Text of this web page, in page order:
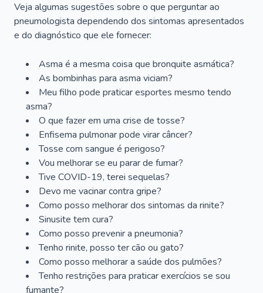
Veja algumas sugestões sobre o que perguntar ao
pneumologista dependendo dos sintomas apresentados
e do diagnóstico que ele fornecer:
Asma é a mesma coisa que bronquite asmática?
As bombinhas para asma viciam?
Meu filho pode praticar esportes mesmo tendo
asma?
O que fazer em uma crise de tosse?
Enfisema pulmonar pode virar câncer?
Tosse com sangue é perigoso?
Vou melhorar se eu parar de fumar?
Tive COVID-19, terei sequelas?
Devo me vacinar contra gripe?
Como posso melhorar dos sintomas da rinite?
Sinusite tem cura?
Como posso prevenir a pneumonia?
Tenho rinite, posso ter cão ou gato?
Como posso melhorar a saúde dos pulmões?
Tenho restrições para praticar exercícios se sou
fumante?